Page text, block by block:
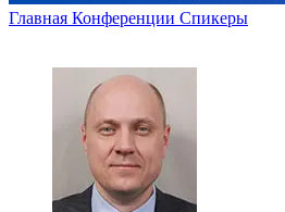
Главная Конференции Спикеры